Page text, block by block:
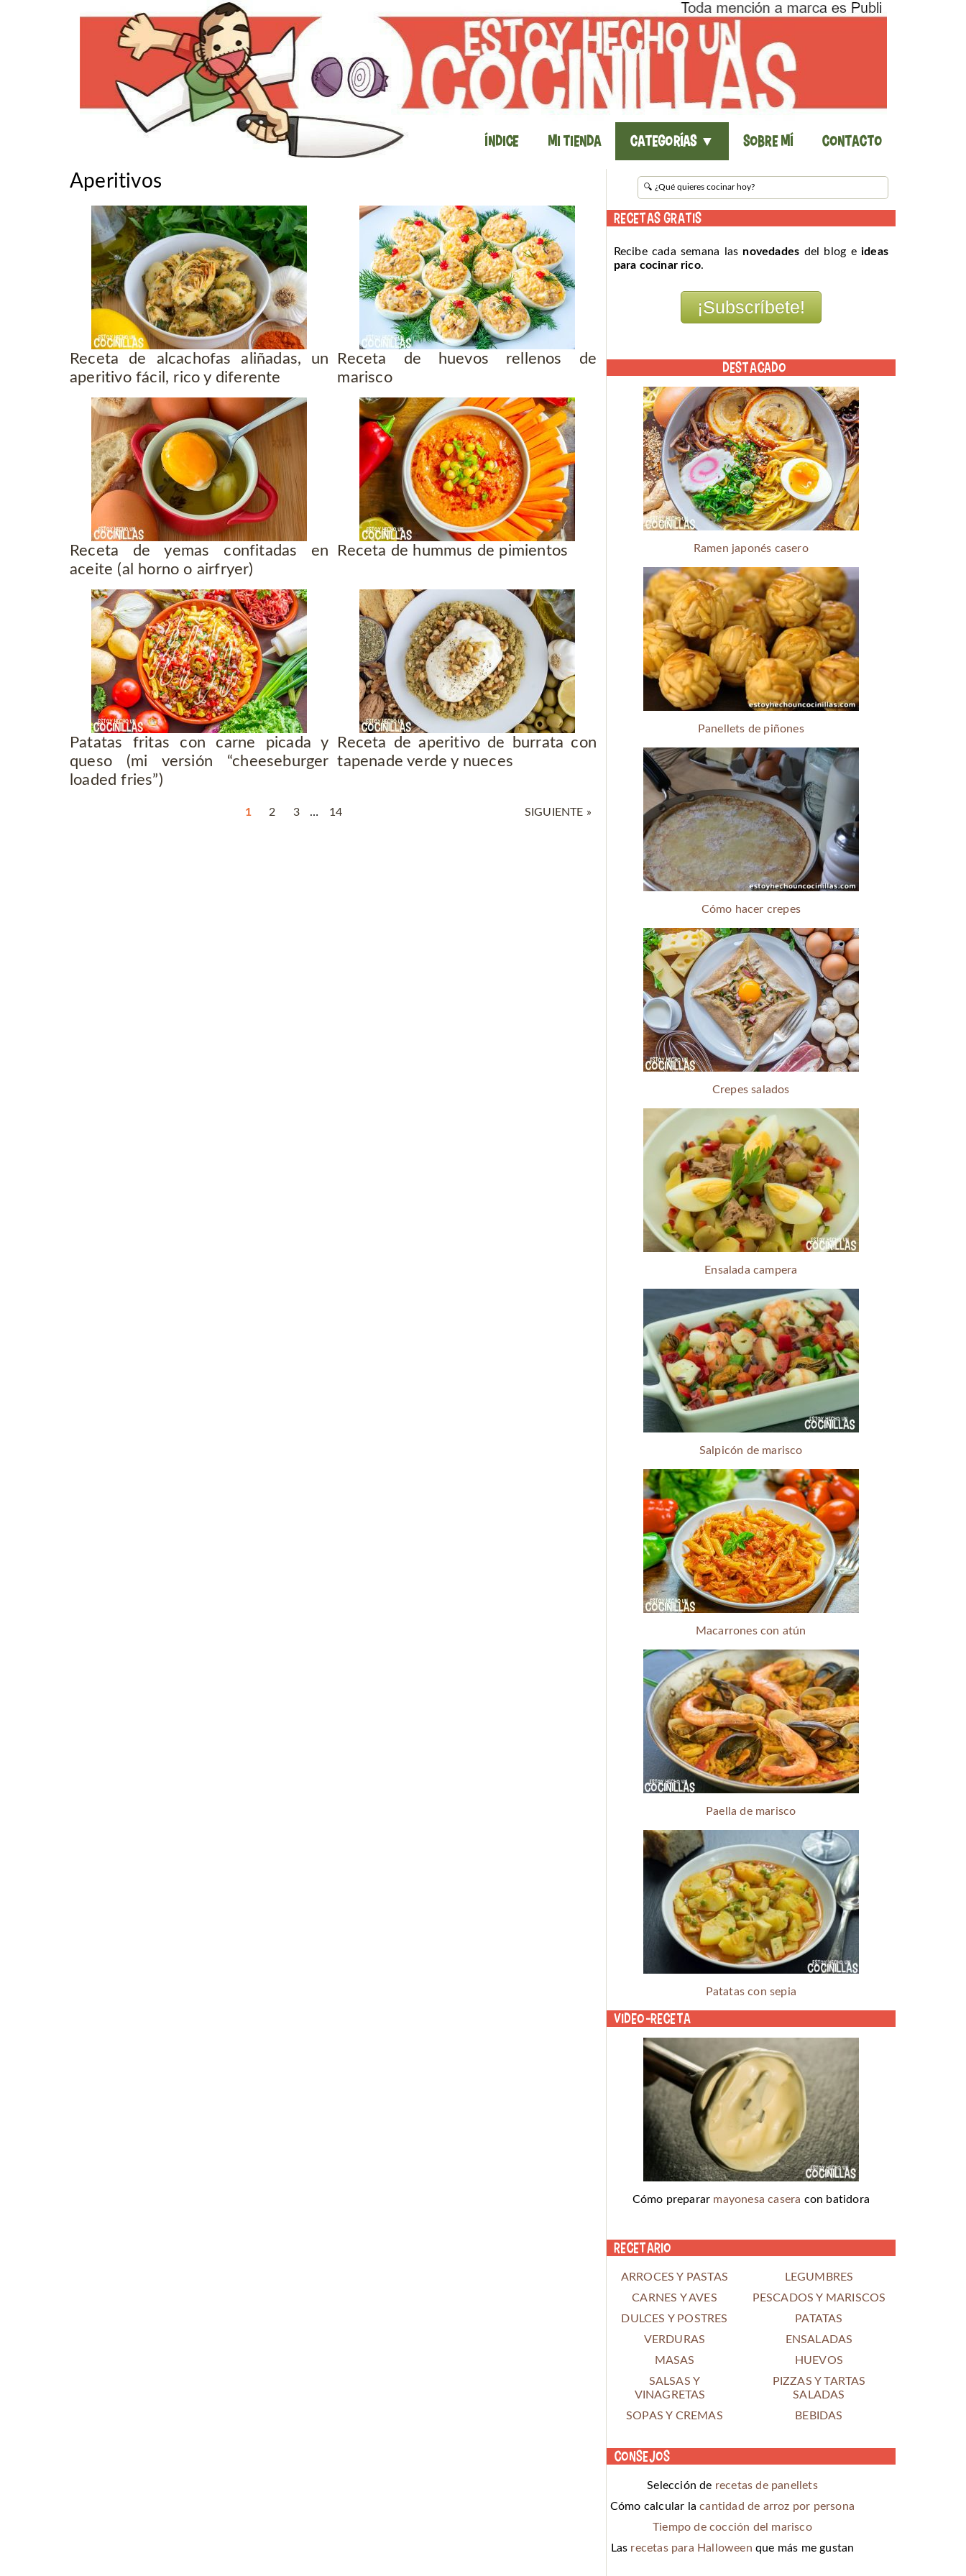
Índice Mi Tienda Categorías ▼ Sobre mí Contacto
Aperitivos
Receta de alcachofas aliñadas, un
aperitivo fácil, rico y diferente
Receta de huevos rellenos de
marisco
Receta de yemas confitadas en
aceite (al horno o airfryer)
Receta de hummus de pimientos
Patatas fritas con carne picada y
queso (mi versión “cheeseburger
loaded fries”)
Receta de aperitivo de burrata con
tapenade verde y nueces
1 2 3 … 14 SIGUIENTE »
RECETAS GRATIS
Recibe cada semana las novedades del blog e ideas
para cocinar rico.
DESTACADO
Ramen japonés casero
Panellets de piñones
Cómo hacer crepes
Crepes salados
Ensalada campera
Salpicón de marisco
Macarrones con atún
Paella de marisco
Patatas con sepia
Video-receta
Cómo preparar mayonesa casera con batidora
Recetario
ARROCES Y PASTAS
LEGUMBRES
CARNES Y AVES
PESCADOS Y MARISCOS
DULCES Y POSTRES
PATATAS
VERDURAS
ENSALADAS
MASAS
HUEVOS
SALSAS Y
VINAGRETAS
PIZZAS Y TARTAS
SALADAS
SOPAS Y CREMAS
BEBIDAS
Consejos
Selección de recetas de panellets
Cómo calcular lacantidad de arroz por persona
Tiempo de cocción del marisco
Las recetas para Halloween que más me gustan